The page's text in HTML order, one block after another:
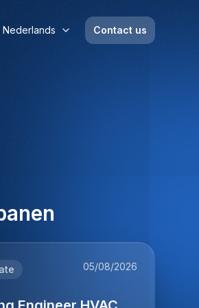
Nederlands Contact us
05/08/2026